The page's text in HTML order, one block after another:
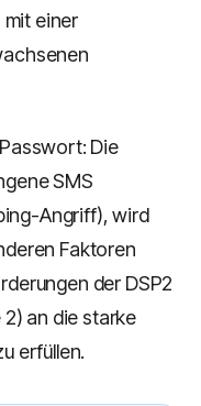
mit einer
Die
SMS
Angriff), wird
Faktoren
der DSP2
an die starke
erfüllen.